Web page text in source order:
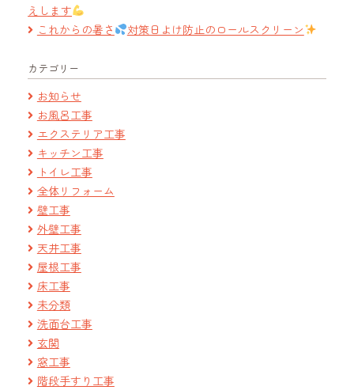
えします
これからの暑さ
対策日よけ防止のロールスクリーン
カテゴリー
お知らせ
お風呂工事
エクステリア工事
キッチン工事
トイレ工事
全体リフォーム
壁工事
外壁工事
天井工事
屋根工事
床工事
未分類
洗面台工事
玄関
窓工事
階段手すり工事